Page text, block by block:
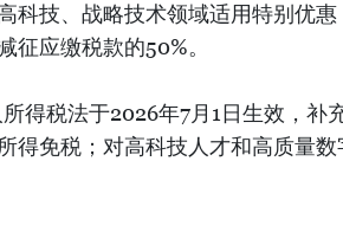
科技、战略技术领域适用特别优惠
征应缴税款的50%。
得税法于2026年7月1日生效，补
得免税；对高科技人才和高质量数